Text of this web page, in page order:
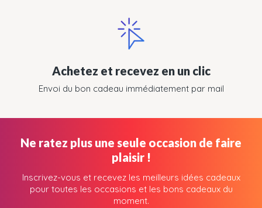
Achetez et recevez en un clic
Envoi du bon cadeau immédiatement par mail
Ne ratez plus une seule occasion de faire
plaisir !
Inscrivez-vous et recevez les meilleurs idées cadeaux
pour toutes les occasions et les bons cadeaux du
moment.